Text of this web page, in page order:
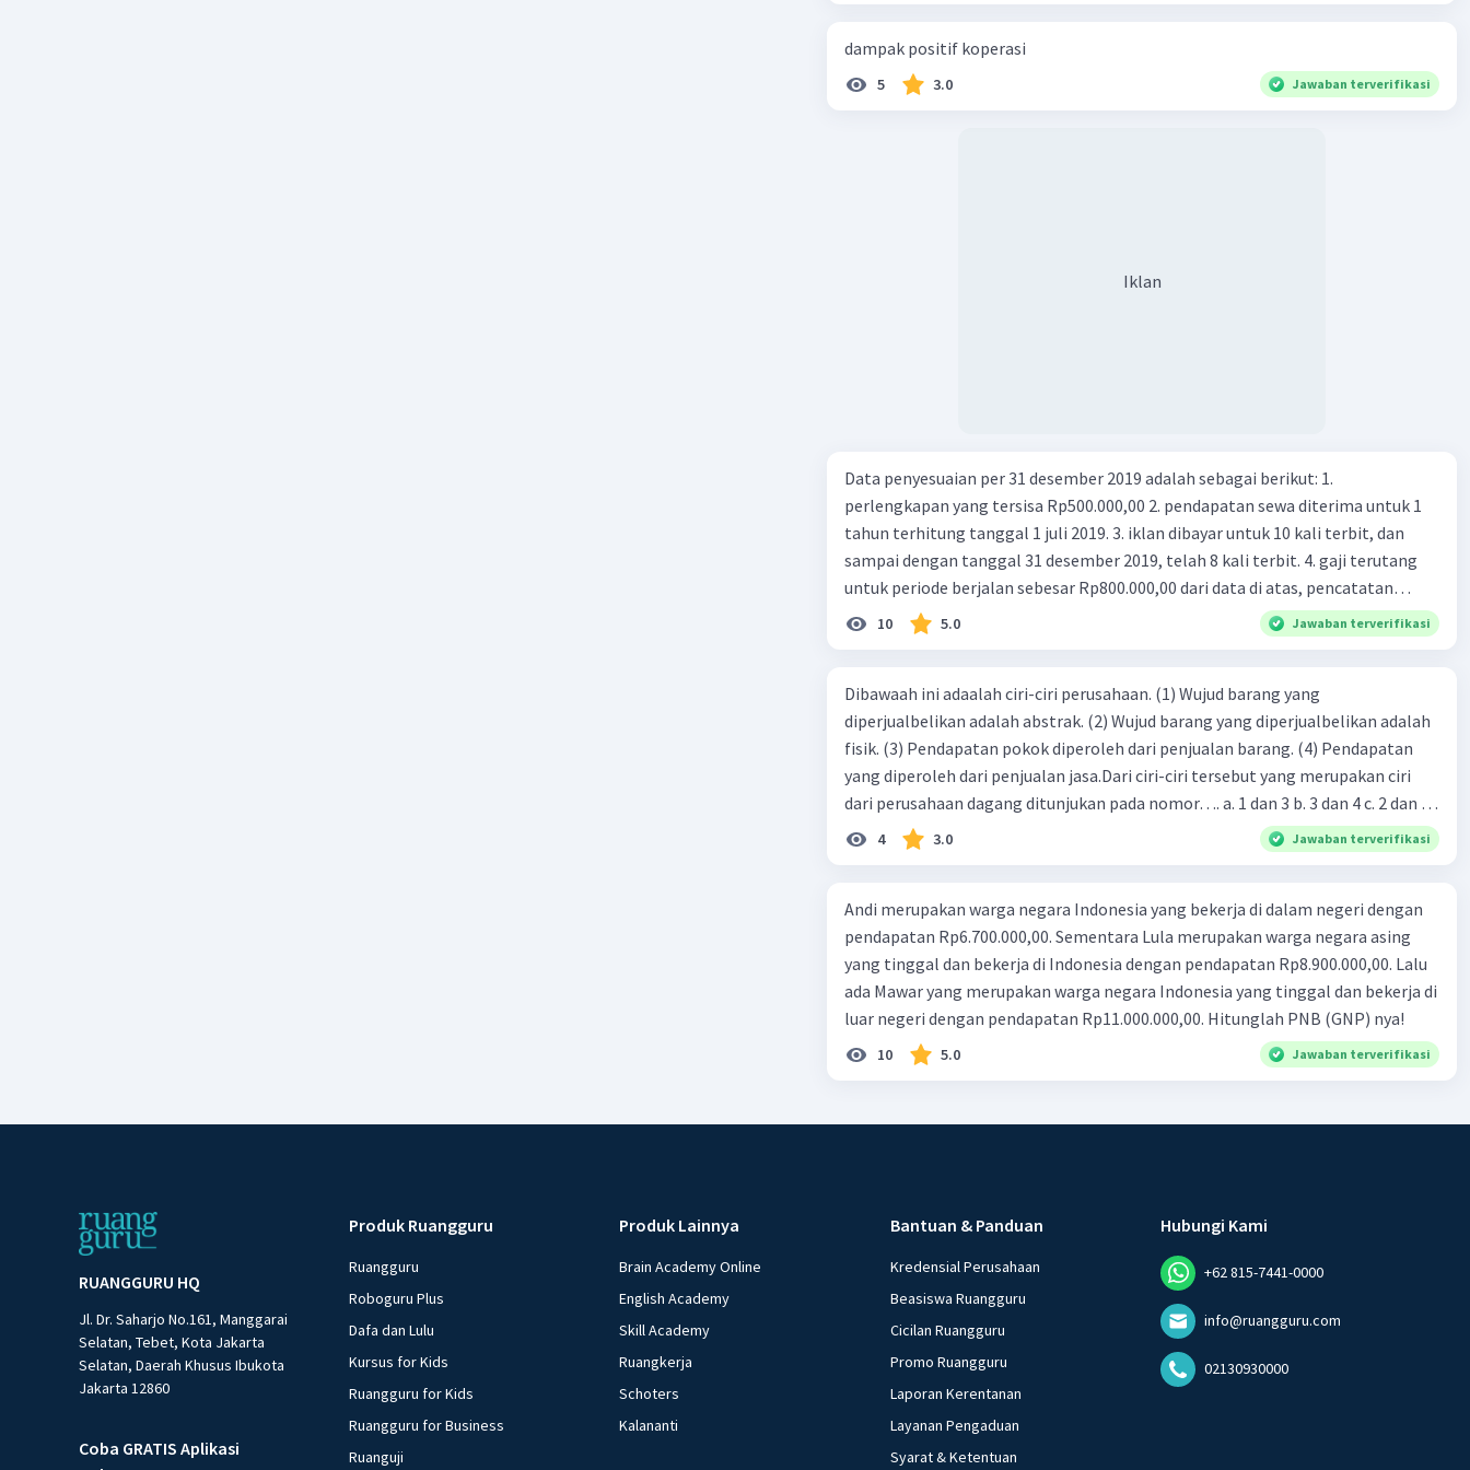
kelangkaan terjadi karena sumber daya yang digunakan untuk
memenuhi satu kebutuhan atau keinginan tidak dapat lagi
digunakan untuk memenuhi kebutuhan atau keinginan lainnya yang
dengan cara tertentu, sementara meninggalkan kebutuhan lainnya
dampak positif koperasi
5 3.0 Jawaban terverifikasi
Iklan
Data penyesuaian per 31 desember 2019 adalah sebagai berikut: 1.
perlengkapan yang tersisa Rp500.000,00 2. pendapatan sewa diterima untuk 1
tahun terhitung tanggal 1 juli 2019. 3. iklan dibayar untuk 10 kali terbit, dan
sampai dengan tanggal 31 desember 2019, telah 8 kali terbit. 4. gaji terutang
untuk periode berjalan sebesar Rp800.000,00 dari data di atas, pencatatan
jurnal pembalik yang benar adalah ....
10 5.0 Jawaban terverifikasi
Dibawaah ini adaalah ciri-ciri perusahaan. (1) Wujud barang yang
diperjualbelikan adalah abstrak. (2) Wujud barang yang diperjualbelikan adalah
fisik. (3) Pendapatan pokok diperoleh dari penjualan barang. (4) Pendapatan
yang diperoleh dari penjualan jasa.Dari ciri-ciri tersebut yang merupakan ciri
dari perusahaan dagang ditunjukan pada nomor…. a. 1 dan 3 b. 3 dan 4 c. 2 dan 3
d. 1 dan 2 e. 2 dan 4
4 3.0 Jawaban terverifikasi
Andi merupakan warga negara Indonesia yang bekerja di dalam negeri dengan
pendapatan Rp6.700.000,00. Sementara Lula merupakan warga negara asing
yang tinggal dan bekerja di Indonesia dengan pendapatan Rp8.900.000,00. Lalu
ada Mawar yang merupakan warga negara Indonesia yang tinggal dan bekerja di
luar negeri dengan pendapatan Rp11.000.000,00. Hitunglah PNB (GNP) nya!
10 5.0 Jawaban terverifikasi
RUANGGURU HQ
Jl. Dr. Saharjo No.161, Manggarai
Selatan, Tebet, Kota Jakarta
Selatan, Daerah Khusus Ibukota
Jakarta 12860
Coba GRATIS Aplikasi
Produk Ruangguru
Ruangguru
Roboguru Plus
Dafa dan Lulu
Kursus for Kids
Ruangguru for Kids
Ruangguru for Business
Ruanguji
Produk Lainnya
Brain Academy Online
English Academy
Skill Academy
Ruangkerja
Schoters
Kalananti
Bantuan & Panduan
Kredensial Perusahaan
Beasiswa Ruangguru
Cicilan Ruangguru
Promo Ruangguru
Laporan Kerentanan
Layanan Pengaduan
Syarat & Ketentuan
Hubungi Kami
+62 815-7441-0000
info@ruangguru.com
02130930000